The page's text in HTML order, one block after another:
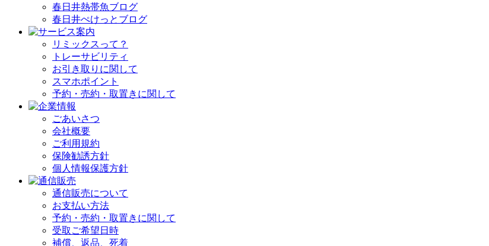
春日井熱帯魚ブログ
春日井ぺけっとブログ
リミックスって？
トレーサビリティ
お引き取りに関して
スマホポイント
予約・売約・取置きに関して
ごあいさつ
会社概要
ご利用規約
保険勧誘方針
個人情報保護方針
通信販売について
お支払い方法
予約・売約・取置きに関して
受取ご希望日時
補償、返品、死着